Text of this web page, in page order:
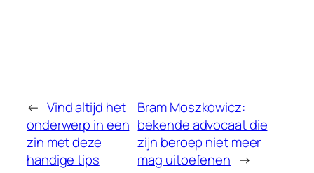
← Vind altijd het
onderwerp in een
zin met deze
handige tips
Bram Moszkowicz:
bekende advocaat die
zijn beroep niet meer
mag uitoefenen →